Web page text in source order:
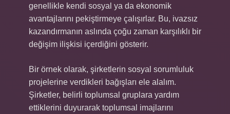
genellikle kendi sosyal ya da ekonomik
avantajlarını pekiştirmeye çalışırlar. Bu, ivazsız
kazandırmanın aslında çoğu zaman karşılıklı bir
değişim ilişkisi içerdiğini gösterir.
Bir örnek olarak, şirketlerin sosyal sorumluluk
projelerine verdikleri bağışları ele alalım.
Şirketler, belirli toplumsal gruplara yardım
ettiklerini duyurarak toplumsal imajlarını